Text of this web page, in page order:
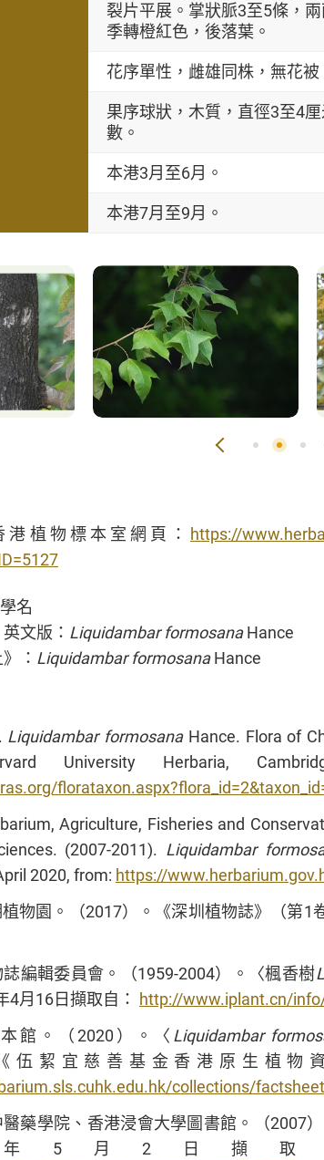
裂片平展。掌狀脈3至5條，
季轉橙紅色，後落葉。
花序單性，雌雄同株，無花被
果序球狀，木質，直徑3至4
數。
本港3月至6月。
本港7月至9月。
植物標本室網頁： https://
名
文版： Liquidambar formosanaHance
： Liquidambar formosanaHance
Liquidambar formosanaHance. Flora of
University Herbaria,
Agriculture, Fisheries and
(2007-2011). Liquidambar
2020, from: https://
物園。（2017）。《深圳植物誌》（第
編輯委員會。（1959-2004）。〈楓香樹
4月16日擷取自： http://www.iplant.cn/
館。（2020）。〈 Liquidambar
伍絜宜慈善基金香港原生植物
collections/
藥學院、香港浸會大學圖書館。（2007
年5月2日擷